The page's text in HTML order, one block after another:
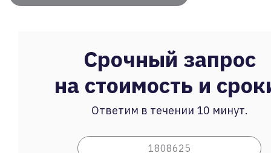
Срочный запрос
на стоимость и
Ответим в течении 10 минут.